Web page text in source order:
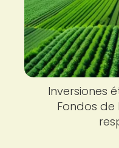
Inversiones
Fondos de